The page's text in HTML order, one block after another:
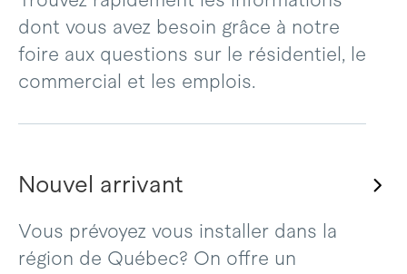
dont vous avez besoin grâce à notre
foire aux questions sur le résidentiel, le
commercial et les emplois.
Nouvel arrivant
Vous prévoyez vous installer dans la
région de Québec? On offre un